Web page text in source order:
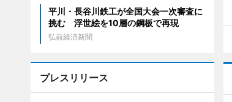
平川・長谷川鉄工が全国大会一次審査に
挑む 浮世絵を10層の鋼板で再現
弘前経済新聞
プレスリリース